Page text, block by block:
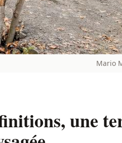
Mario
une